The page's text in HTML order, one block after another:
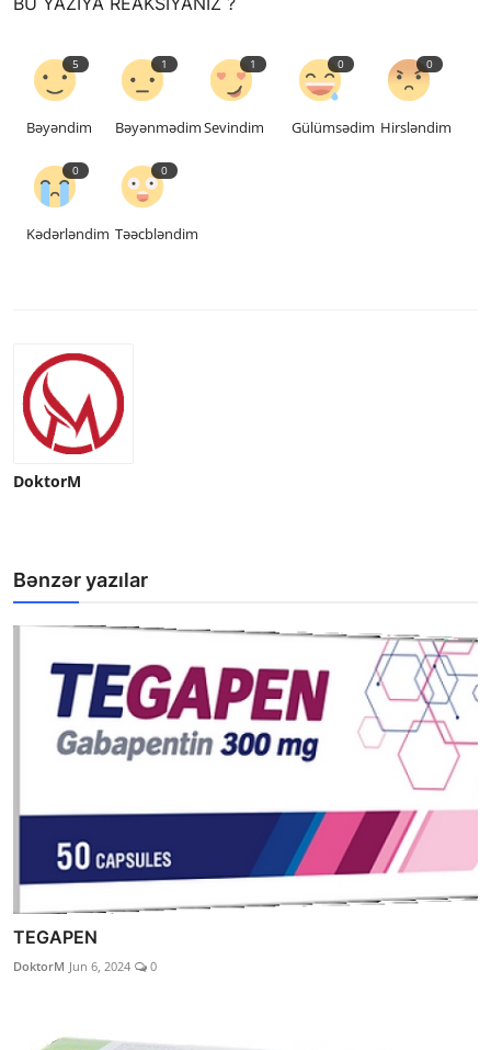
5
Bəyəndim
1
Bəyənmədim
1
Sevindim
0
Gülümsədim
0
Hirsləndim
0
Kədərləndim
0
Təəcbləndim
DoktorM
Bənzər yazılar
TEGAPEN
DoktorM Jun 6, 2024 0